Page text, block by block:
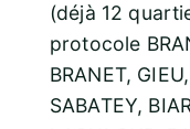
(déjà 12
protocole
BRANET,
SABATEY,